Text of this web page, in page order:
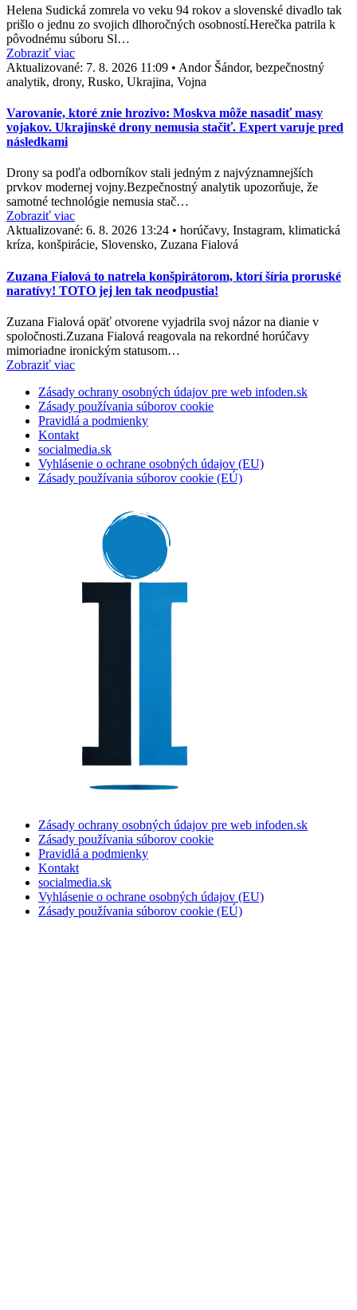
Helena Sudická zomrela vo veku 94 rokov a slovenské divadlo tak
prišlo o jednu zo svojich dlhoročných osobností.Herečka patrila k
pôvodnému súboru Sl…
Zobraziť viac
Aktualizované: 7. 8. 2026 11:09 • Andor Šándor, bezpečnostný
analytik, drony, Rusko, Ukrajina, Vojna
Varovanie, ktoré znie hrozivo: Moskva môže nasadiť masy
vojakov. Ukrajinské drony nemusia stačiť. Expert varuje pred
následkami
Drony sa podľa odborníkov stali jedným z najvýznamnejších
prvkov modernej vojny.Bezpečnostný analytik upozorňuje, že
samotné technológie nemusia stač…
Zobraziť viac
Aktualizované: 6. 8. 2026 13:24 • horúčavy, Instagram, klimatická
kríza, konšpirácie, Slovensko, Zuzana Fialová
Zuzana Fialová to natrela konšpirátorom, ktorí šíria proruské
naratívy! TOTO jej len tak neodpustia!
Zuzana Fialová opäť otvorene vyjadrila svoj názor na dianie v
spoločnosti.Zuzana Fialová reagovala na rekordné horúčavy
mimoriadne ironickým statusom…
Zobraziť viac
Zásady ochrany osobných údajov pre web infoden.sk
Zásady používania súborov cookie
Pravidlá a podmienky
Kontakt
socialmedia.sk
Vyhlásenie o ochrane osobných údajov (EU)
Zásady používania súborov cookie (EÚ)
Zásady ochrany osobných údajov pre web infoden.sk
Zásady používania súborov cookie
Pravidlá a podmienky
Kontakt
socialmedia.sk
Vyhlásenie o ochrane osobných údajov (EU)
Zásady používania súborov cookie (EÚ)